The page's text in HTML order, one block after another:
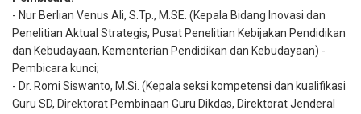
- Nur Berlian Venus Ali, S.Tp., M.SE. (Kepala Bidang Inovasi dan
Penelitian Aktual Strategis, Pusat Penelitian Kebijakan Pendidikan
dan Kebudayaan, Kementerian Pendidikan dan Kebudayaan) -
Pembicara kunci;
- Dr. Romi Siswanto, M.Si. (Kepala seksi kompetensi dan kualifikasi
Guru SD, Direktorat Pembinaan Guru Dikdas, Direktorat Jenderal